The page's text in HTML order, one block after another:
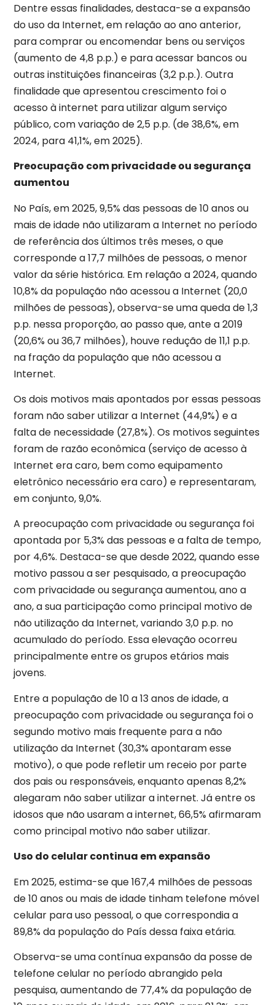
Dentre essas finalidades, destaca-se a expansão
do uso da Internet, em relação ao ano anterior,
para comprar ou encomendar bens ou serviços
(aumento de 4,8 p.p.) e para acessar bancos ou
outras instituições financeiras (3,2 p.p.). Outra
finalidade que apresentou crescimento foi o
acesso à internet para utilizar algum serviço
público, com variação de 2,5 p.p. (de 38,6%, em
2024, para 41,1%, em 2025).
Preocupação com privacidade ou segurança
aumentou
No País, em 2025, 9,5% das pessoas de 10 anos ou
mais de idade não utilizaram a Internet no período
de referência dos últimos três meses, o que
corresponde a 17,7 milhões de pessoas, o menor
valor da série histórica. Em relação a 2024, quando
10,8% da população não acessou a Internet (20,0
milhões de pessoas), observa-se uma queda de 1,3
p.p. nessa proporção, ao passo que, ante a 2019
(20,6% ou 36,7 milhões), houve redução de 11,1 p.p.
na fração da população que não acessou a
Internet.
Os dois motivos mais apontados por essas pessoas
foram não saber utilizar a Internet (44,9%) e a
falta de necessidade (27,8%). Os motivos seguintes
foram de razão econômica (serviço de acesso à
Internet era caro, bem como equipamento
eletrônico necessário era caro) e representaram,
em conjunto, 9,0%.
A preocupação com privacidade ou segurança foi
apontada por 5,3% das pessoas e a falta de tempo,
por 4,6%. Destaca-se que desde 2022, quando esse
motivo passou a ser pesquisado, a preocupação
com privacidade ou segurança aumentou, ano a
ano, a sua participação como principal motivo de
não utilização da Internet, variando 3,0 p.p. no
acumulado do período. Essa elevação ocorreu
principalmente entre os grupos etários mais
jovens.
Entre a população de 10 a 13 anos de idade, a
preocupação com privacidade ou segurança foi o
segundo motivo mais frequente para a não
utilização da Internet (30,3% apontaram esse
motivo), o que pode refletir um receio por parte
dos pais ou responsáveis, enquanto apenas 8,2%
alegaram não saber utilizar a internet. Já entre os
idosos que não usaram a internet, 66,5% afirmaram
como principal motivo não saber utilizar.
Uso do celular continua em expansão
Em 2025, estima-se que 167,4 milhões de pessoas
de 10 anos ou mais de idade tinham telefone móvel
celular para uso pessoal, o que correspondia a
89,8% da população do País dessa faixa etária.
Observa-se uma contínua expansão da posse de
telefone celular no período abrangido pela
pesquisa, aumentando de 77,4% da população de